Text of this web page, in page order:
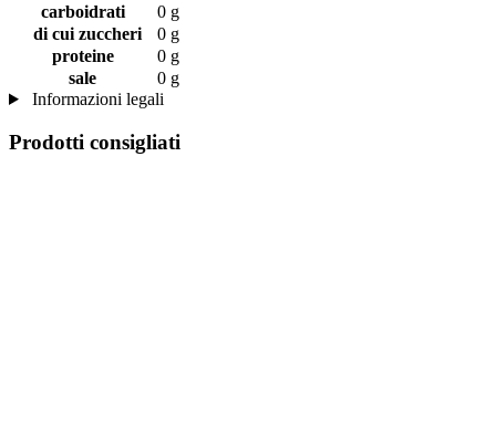
carboidrati
0 g
di cui zuccheri
0 g
proteine
0 g
sale
0 g
Informazioni legali
Prodotti consigliati